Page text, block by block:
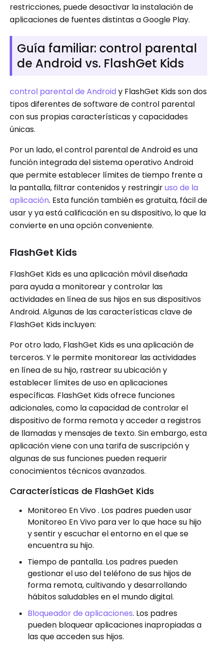
restricciones, puede desactivar la instalación de
aplicaciones de fuentes distintas a Google Play.
Guía familiar: control parental
de Android vs. FlashGet Kids
control parental de Android y FlashGet Kids son dos
tipos diferentes de software de control parental
con sus propias características y capacidades
únicas.
Por un lado, el control parental de Android es una
función integrada del sistema operativo Android
que permite establecer límites de tiempo frente a
la pantalla, filtrar contenidos y restringiruso de la
aplicación. Esta función también es gratuita, fácil de
usar y ya está calificación en su dispositivo, lo que la
convierte en una opción conveniente.
FlashGet Kids
FlashGet Kids es una aplicación móvil diseñada
para ayuda a monitorear y controlar las
actividades en línea de sus hijos en sus dispositivos
Android. Algunas de las características clave de
FlashGet Kids incluyen:
Por otro lado, FlashGet Kids es una aplicación de
terceros. Y le permite monitorear las actividades
en línea de su hijo, rastrear su ubicación y
establecer límites de uso en aplicaciones
específicas. FlashGet Kids ofrece funciones
adicionales, como la capacidad de controlar el
dispositivo de forma remota y acceder a registros
de llamadas y mensajes de texto. Sin embargo, esta
aplicación viene con una tarifa de suscripción y
algunas de sus funciones pueden requerir
conocimientos técnicos avanzados.
Características de FlashGet Kids
Monitoreo En Vivo . Los padres pueden usar
Monitoreo En Vivo para ver lo que hace su hijo
y sentir y escuchar el entorno en el que se
encuentra su hijo.
Tiempo de pantalla. Los padres pueden
gestionar el uso del teléfono de sus hijos de
forma remota, cultivando y desarrollando
hábitos saludables en el mundo digital.
Bloqueador de aplicaciones. Los padres
pueden bloquear aplicaciones inapropiadas a
las que acceden sus hijos.